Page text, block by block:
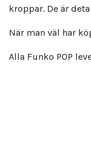
kroppar. De är
När man väl har
Alla Funko POP